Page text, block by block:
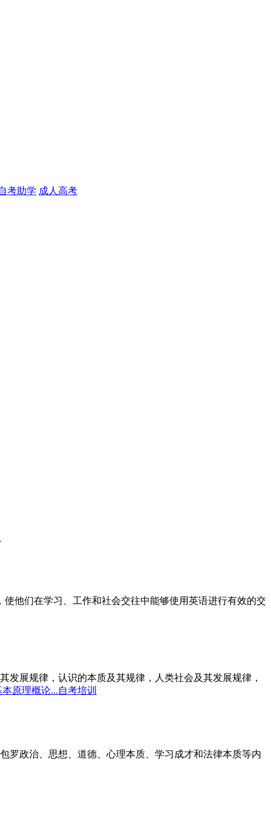
考助学 成人高考
他们在学习、工作和社会交往中能够使用英语进行有效的交
展规律，认识的本质及其规律，人类社会及其发展规律，
原理概论...自考培训
罗政治、思想、道德、心理本质、学习成才和法律本质等内